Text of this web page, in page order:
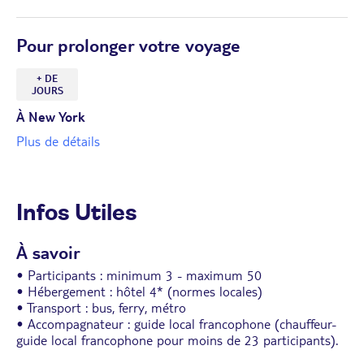
Pour prolonger votre voyage
+ DE
JOURS
À New York
Plus de détails
Infos Utiles
À savoir
• Participants : minimum 3 - maximum 50
• Hébergement : hôtel 4* (normes locales)
• Transport : bus, ferry, métro
• Accompagnateur : guide local francophone (chauffeur-
guide local francophone pour moins de 23 participants).